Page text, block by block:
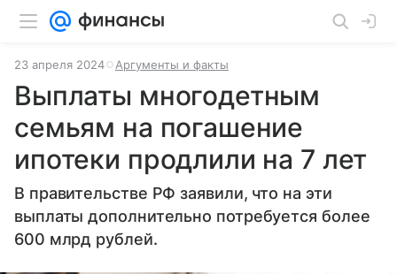
23 апреля 2024 Аргументы и факты
Выплаты многодетным
семьям на погашение
ипотеки продлили на 7 лет
В правительстве РФ заявили, что на эти
выплаты дополнительно потребуется более
600 млрд рублей.